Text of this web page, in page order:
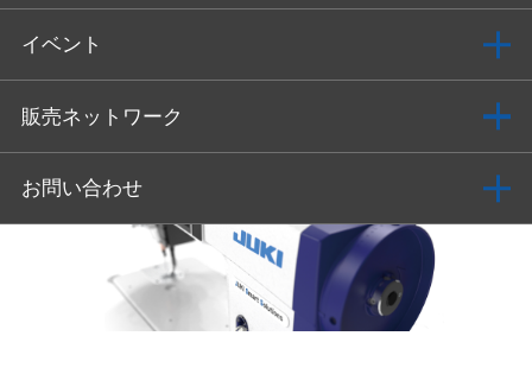
イベント
販売ネットワーク
お問い合わせ